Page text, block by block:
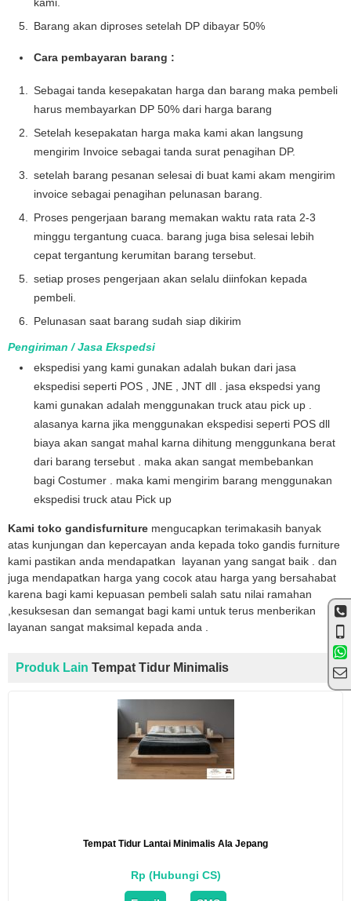
kami.
Barang akan diproses setelah DP dibayar 50%
Cara pembayaran barang :
Sebagai tanda kesepakatan harga dan barang maka pembeli
harus membayarkan DP 50% dari harga barang
Setelah kesepakatan harga maka kami akan langsung
mengirim Invoice sebagai tanda surat penagihan DP.
setelah barang pesanan selesai di buat kami akam mengirim
invoice sebagai penagihan pelunasan barang.
Proses pengerjaan barang memakan waktu rata rata 2-3
minggu tergantung cuaca. barang juga bisa selesai lebih
cepat tergantung kerumitan barang tersebut.
setiap proses pengerjaan akan selalu diinfokan kepada
pembeli.
Pelunasan saat barang sudah siap dikirim
Pengiriman / Jasa Ekspedsi
ekspedisi yang kami gunakan adalah bukan dari jasa
ekspedisi seperti POS , JNE , JNT dll . jasa ekspedsi yang
kami gunakan adalah menggunakan truck atau pick up .
alasanya karna jika menggunakan ekspedisi seperti POS dll
biaya akan sangat mahal karna dihitung menggunkana berat
dari barang tersebut . maka akan sangat membebankan
bagi Costumer . maka kami mengirim barang menggunakan
ekspedisi truck atau Pick up
Kami toko gandisfurniture mengucapkan terimakasih banyak
atas kunjungan dan kepercayan anda kepada toko gandis furniture
kami pastikan anda mendapatkan layanan yang sangat baik . dan
juga mendapatkan harga yang cocok atau harga yang bersahabat
karena bagi kami kepuasan pembeli salah satu nilai ramahan
,kesuksesan dan semangat bagi kami untuk terus menberikan
layanan sangat maksimal kepada anda .
Produk Lain Tempat Tidur Minimalis
Tempat Tidur Lantai Minimalis Ala Jepang
Rp (Hubungi CS)